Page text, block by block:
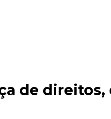
de direitos,